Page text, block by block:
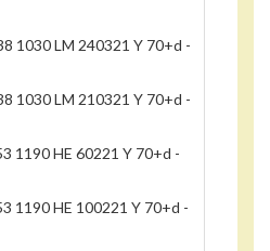
1030 LM 240321 Y 70+d -
1030 LM 210321 Y 70+d -
1190 HE 60221 Y 70+d -
1190 HE 100221 Y 70+d -